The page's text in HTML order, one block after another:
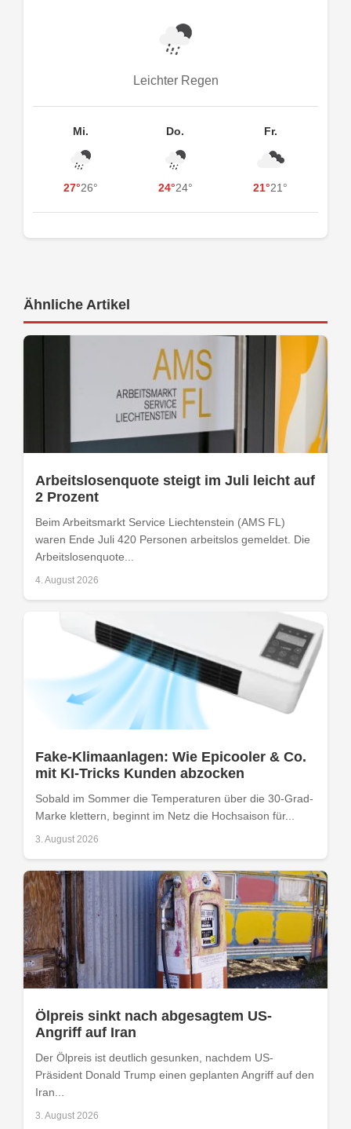
Leichter Regen
Mi.
27°26°
Do.
24°24°
Fr.
21°21°
Ähnliche Artikel
Arbeitslosenquote steigt im Juli leicht auf
2 Prozent
Beim Arbeitsmarkt Service Liechtenstein (AMS FL)
waren Ende Juli 420 Personen arbeitslos gemeldet. Die
Arbeitslosenquote...
4. August 2026
Fake-Klimaanlagen: Wie Epicooler & Co.
mit KI-Tricks Kunden abzocken
Sobald im Sommer die Temperaturen über die 30-Grad-
Marke klettern, beginnt im Netz die Hochsaison für...
3. August 2026
Ölpreis sinkt nach abgesagtem US-
Angriff auf Iran
Der Ölpreis ist deutlich gesunken, nachdem US-
Präsident Donald Trump einen geplanten Angriff auf den
Iran...
3. August 2026